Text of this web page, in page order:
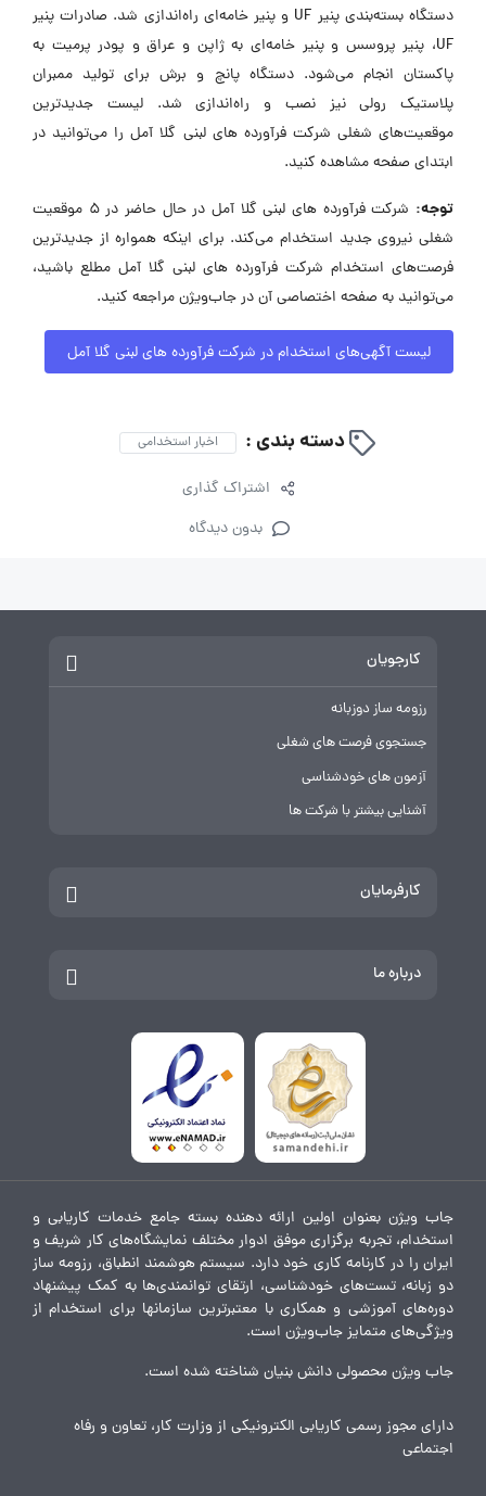
دستگاه بسته‌بندی پنیر UF و پنیر خامه‌ای راه‌اندازی شد. صادرات پنیر
UF، پنیر پروسس و پنیر خامه‌ای به ژاپن و عراق و پودر پرمیت به
پاکستان انجام می‌شود. دستگاه پانچ و برش برای تولید ممبران
پلاستیک رولی نیز نصب و راه‌اندازی شد. لیست جدیدترین
موقعیت‌های شغلی شرکت فرآورده های لبنی گلا آمل را می‌توانید در
ابتدای صفحه مشاهده کنید.
توجه:
شرکت فرآورده های لبنی گلا آمل در حال حاضر در ۵ موقعیت
شغلی نیروی جدید استخدام می‌کند. برای اینکه همواره از جدیدترین
فرصت‌های استخدام شرکت فرآورده های لبنی گلا آمل مطلع باشید،
می‌توانید به صفحه اختصاصی آن در جاب‌ویژن مراجعه کنید.
لیست آگهی‌های استخدام در شرکت فرآورده های لبنی گلا آمل
دسته بندی : اخبار استخدامی
اشتراک گذاری
بدون دیدگاه
کارجویان
رزومه ساز دوزبانه
جستجوی فرصت های شغلی
آزمون های خودشناسی
آشنایی بیشتر با شرکت ها
کارفرمایان
درباره ما
جاب ویژن بعنوان اولین ارائه دهنده بسته جامع خدمات کاریابی و
استخدام، تجربه برگزاری موفق ادوار مختلف نمایشگاه‌های کار شریف و
ایران را در کارنامه کاری خود دارد. سیستم هوشمند انطباق، رزومه ساز
دو زبانه، تست‌های خودشناسی، ارتقای توانمندی‌ها به کمک پیشنهاد
دوره‌های آموزشی و همکاری با معتبرترین سازمانها برای استخدام از
ویژگی‌های متمایز جاب‌ویژن است.
جاب ویژن محصولی دانش بنیان شناخته شده است.
دارای مجوز رسمی کاریابی الکترونیکی از وزارت کار، تعاون و رفاه
اجتماعی